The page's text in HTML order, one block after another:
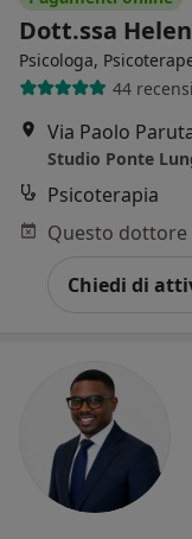
Dott.ssa
Psicologa,
44
Via Paolo
Studio Ponte
Psicoterapia
Chiedi di